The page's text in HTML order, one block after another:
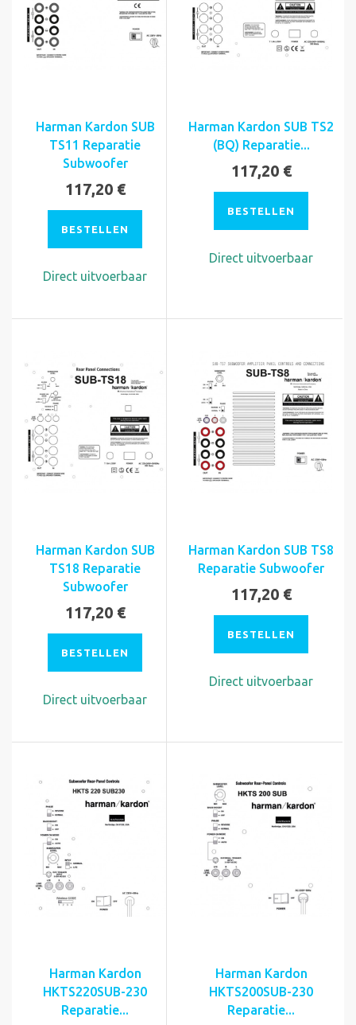
Harman Kardon SUB
TS11 Reparatie
Subwoofer
117,20 €
BESTELLEN
Direct uitvoerbaar
Harman Kardon SUB TS2
(BQ) Reparatie...
117,20 €
BESTELLEN
Direct uitvoerbaar
Harman Kardon SUB
TS18 Reparatie
Subwoofer
117,20 €
BESTELLEN
Direct uitvoerbaar
Harman Kardon SUB TS8
Reparatie Subwoofer
117,20 €
BESTELLEN
Direct uitvoerbaar
Harman Kardon
HKTS220SUB-230
Reparatie...
Harman Kardon
HKTS200SUB-230
Reparatie...